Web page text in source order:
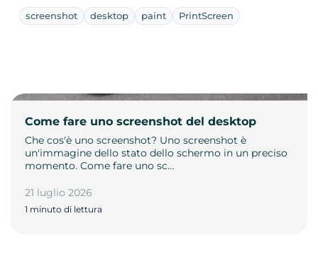
screenshot desktop paint PrintScreen
Come fare uno screenshot del desktop
Che cos'è uno screenshot? Uno screenshot è
un'immagine dello stato dello schermo in un preciso
momento. Come fare uno sc…
21 luglio 2026
1 minuto di lettura